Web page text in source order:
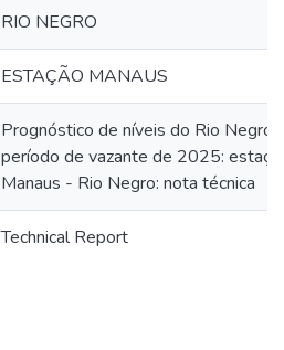
RIO NEGRO
ESTAÇÃO MANAUS
Prognóstico de níveis do Rio Negro
período de vazante de 2025:
Manaus - Rio Negro: nota técnica
Technical Report